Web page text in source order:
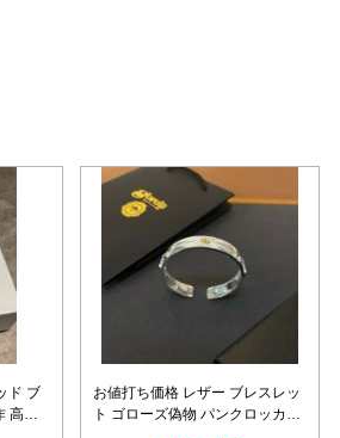
ド ブ
高再
お値打ち価格 レザー ブレスレッ
ト ゴローズ偽物 パンクロッカー